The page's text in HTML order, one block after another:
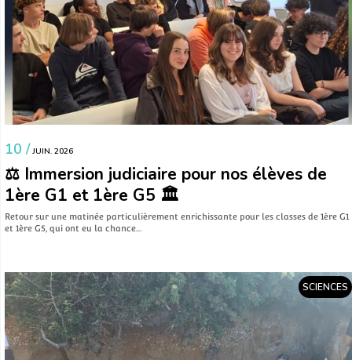
10 / JUIN. 2026
⚖️ Immersion judiciaire pour nos élèves de
1ère G1 et 1ère G5 🏛️
​Retour sur une matinée particulièrement enrichissante pour les classes de 1ère G1
et 1ère G5, qui ont eu la chance…
SCIENCES